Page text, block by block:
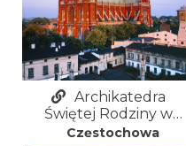
Archikatedra
Świętej Rodziny w
Częstochowie
Częstochowa